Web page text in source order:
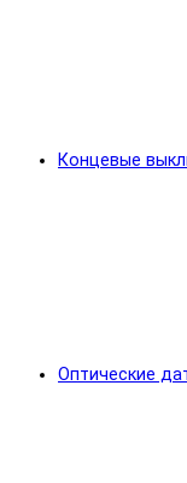
Концевые
Оптические